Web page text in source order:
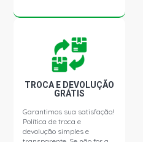
GOLF SPORT HATCH 1.6 8V
2008)
GOLF STD HATCH 1.6 8V
TROCA E DEVOLUÇÃO
GRÁTIS
Garantimos sua satisfação!
Política de troca e
devolução simples e